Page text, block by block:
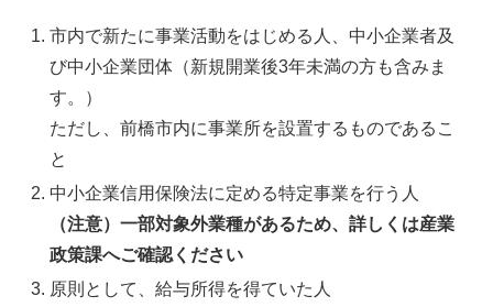
市内で新たに事業活動をはじめる人、中小企業者及
び中小企業団体（新規開業後3年未満の方も含みま
す。）
ただし、前橋市内に事業所を設置するものであるこ
と
中小企業信用保険法に定める特定事業を行う人
（注意）一部対象外業種があるため、詳しくは産業
政策課へご確認ください
原則として、給与所得を得ていた人